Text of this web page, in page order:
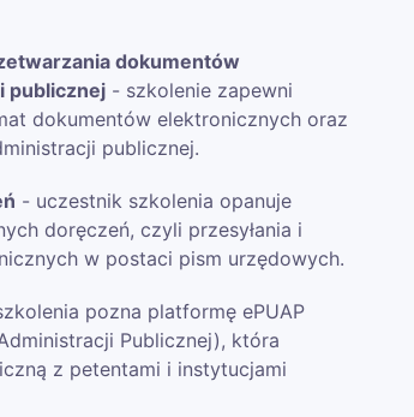
dokumentów
publicznej - szkolenie zapewni
dokumentów elektronicznych oraz
publicznej.
- uczestnik szkolenia opanuje
doręczeń, czyli przesyłania i
w postaci pism urzędowych.
pozna platformę ePUAP
Publicznej), która
z petentami i instytucjami